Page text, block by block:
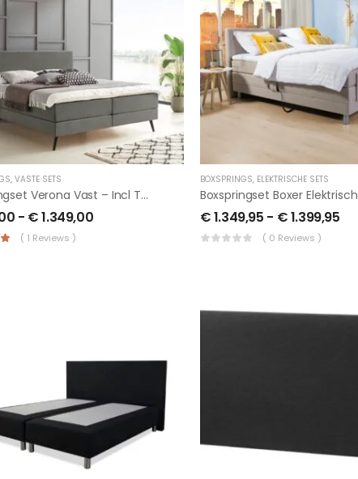
, VASTE SETS
Boxspringset Verona Vast – Incl Topper Koudschuim
- €1.349,00
( 1 Reviews )
BOXSPRINGS, ELEKTRISCHE SETS
Boxspringset Boxer Elektrisch
€1.349,95 - €1.399,95
( 0 Reviews )